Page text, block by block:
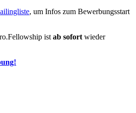
, um Infos zum Bewerbungsstart
ist ab sofort wieder